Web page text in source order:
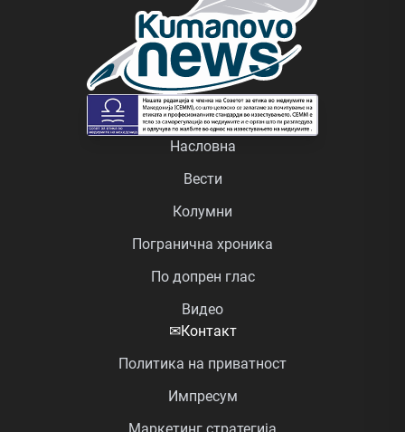
Насловна
Вести
Колумни
Погранична хроника
По допрен глас
Видео
✉Контакт
Политика на приватност
Импресум
Маркетинг стратегија